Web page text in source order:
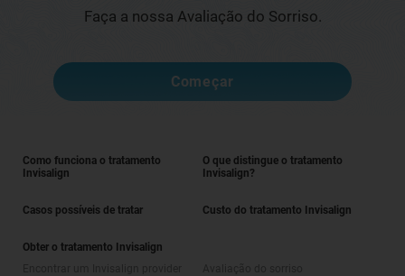
Faça a nossa Avaliação do Sorriso.
Começar
Como funciona o tratamento
Invisalign
O que distingue o tratamento
Invisalign?
Casos possíveis de tratar Custo do tratamento Invisalign
Obter o tratamento Invisalign